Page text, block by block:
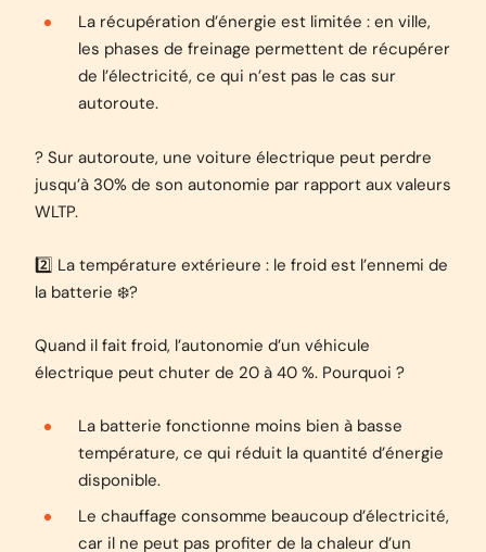
La récupération d’énergie est limitée : en ville,
les phases de freinage permettent de récupérer
de l’électricité, ce qui n’est pas le cas sur
autoroute.
? Sur autoroute, une voiture électrique peut perdre
jusqu’à 30% de son autonomie par rapport aux valeurs
WLTP.
2️⃣ La température extérieure : le froid est l’ennemi de
la batterie ❄️?
Quand il fait froid, l’autonomie d’un véhicule
électrique peut chuter de 20 à 40 %. Pourquoi ?
La batterie fonctionne moins bien à basse
température, ce qui réduit la quantité d’énergie
disponible.
Le chauffage consomme beaucoup d’électricité,
car il ne peut pas profiter de la chaleur d’un